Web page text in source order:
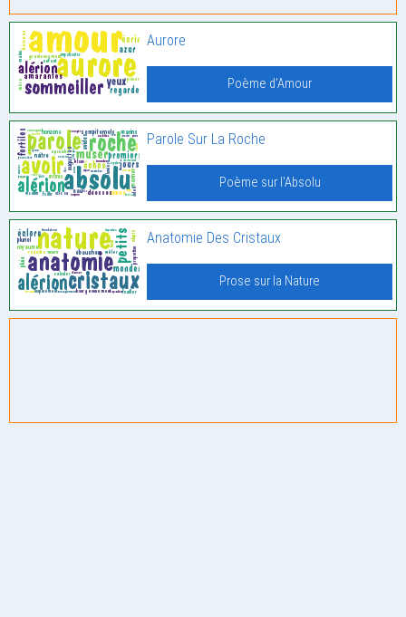
Aurore
Poème d'Amour
Parole Sur La Roche
Poème sur l'Absolu
Anatomie Des Cristaux
Prose sur la Nature